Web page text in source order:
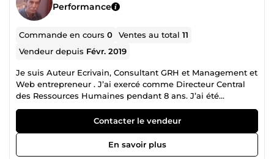
Performance
Commande en cours0 Ventes au total11
Vendeur depuis Févr. 2019
Je suis Auteur Ecrivain, Consultant GRH et Management et
Web entrepreneur . J’ai exercé comme Directeur Central
des Ressources Humaines pendant 8 ans. J’ai été
Professeur de Français à l’Université pendant 5 ans. J’ai
dirigé pendant 4 ans un Bureau-Conseil en
Investissement et Gestion d’Entreprise. Je suis Auteur de 6
publications dans divers domaines ( Gestion, Histoire,
Développement Personnel, Marketing Internet,
Contacter le vendeur
En savoir plus